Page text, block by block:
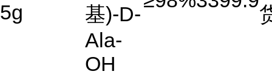
5g
基)-D-
Ala-
OH